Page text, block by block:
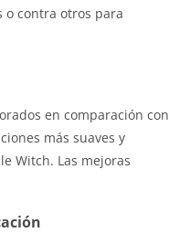
o contra otros para
en comparación con
más suaves y
Witch. Las mejoras